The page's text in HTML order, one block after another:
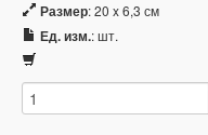
Размер: 20 x 6,3 см
Ед. изм.: шт.